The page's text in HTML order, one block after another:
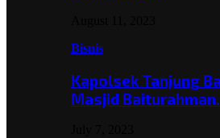
Bisnis
Kapolsek Tanjung
Masjid